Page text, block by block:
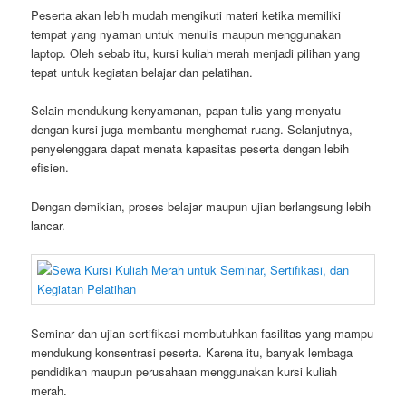
Peserta akan lebih mudah mengikuti materi ketika memiliki
tempat yang nyaman untuk menulis maupun menggunakan
laptop. Oleh sebab itu, kursi kuliah merah menjadi pilihan yang
tepat untuk kegiatan belajar dan pelatihan.
Selain mendukung kenyamanan, papan tulis yang menyatu
dengan kursi juga membantu menghemat ruang. Selanjutnya,
penyelenggara dapat menata kapasitas peserta dengan lebih
efisien.
Dengan demikian, proses belajar maupun ujian berlangsung lebih
lancar.
Seminar dan ujian sertifikasi membutuhkan fasilitas yang mampu
mendukung konsentrasi peserta. Karena itu, banyak lembaga
pendidikan maupun perusahaan menggunakan kursi kuliah
merah.